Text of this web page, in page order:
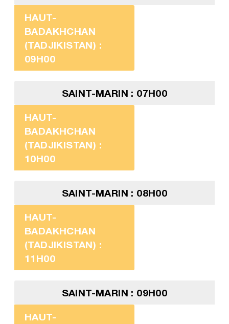
HAUT-
BADAKHCHAN
(TADJIKISTAN) :
09H00
SAINT-MARIN : 07H00
HAUT-
BADAKHCHAN
(TADJIKISTAN) :
10H00
SAINT-MARIN : 08H00
HAUT-
BADAKHCHAN
(TADJIKISTAN) :
11H00
SAINT-MARIN : 09H00
HAUT-